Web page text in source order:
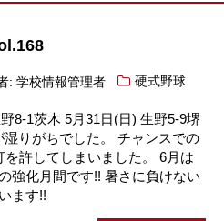
: 学校情報管理者 硬式野球
8-1茨木 5月31日(日) 生野5-9堺
りがちでした。 チャンスでの
許してしまいました。 6月は
強化月間です!! 暑さに負けない
ます!!